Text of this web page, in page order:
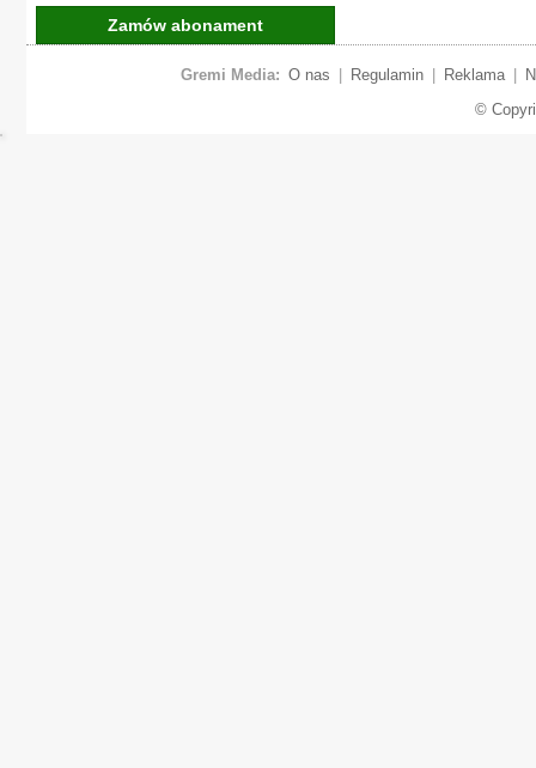
Zamów abonament
Gremi Media: O nas Regulamin Reklama
©